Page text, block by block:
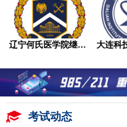
辽宁何氏医学院继续教育学院成人高考
考试动态